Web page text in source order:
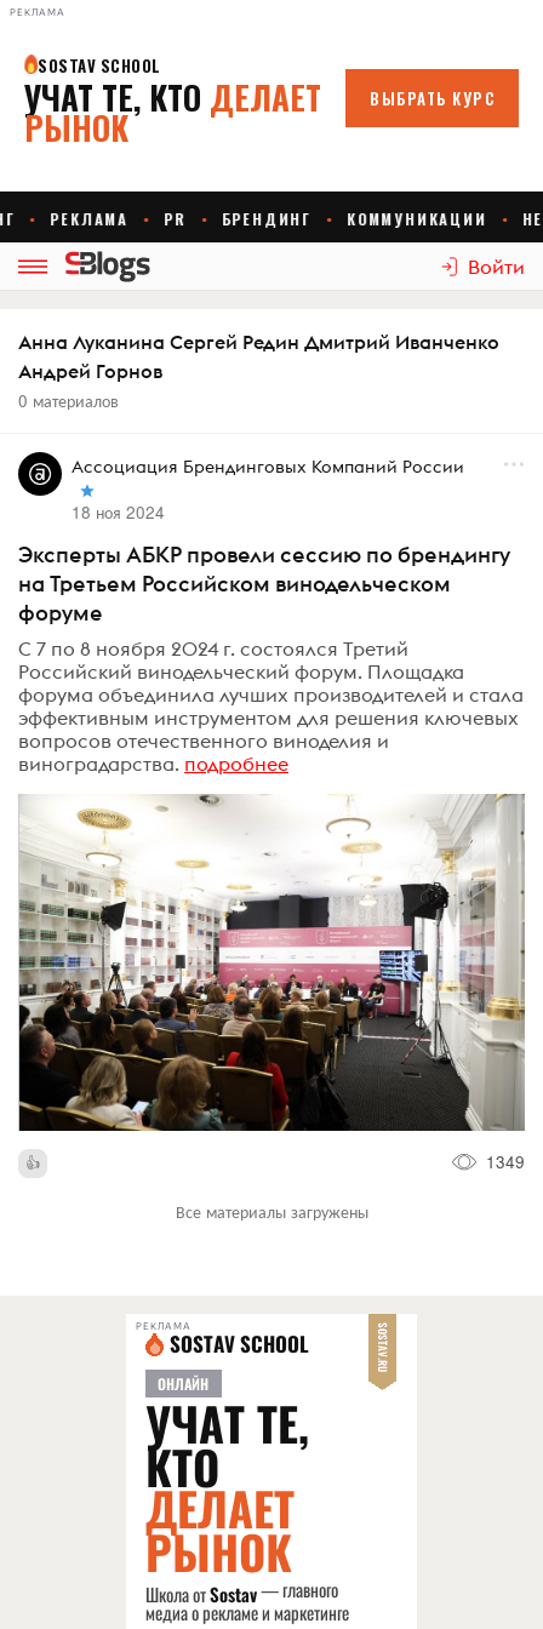
РЕКЛАМА
Войти
Анна Луканина Сергей Редин Дмитрий Иванченко
Андрей Горнов
0 материалов
Ассоциация Брендинговых Компаний России
18 ноя 2024
Эксперты АБКР провели сессию по брендингу
на Третьем Российском винодельческом
форуме
С 7 по 8 ноября 2024 г. состоялся Третий
Российский винодельческий форум. Площадка
форума объединила лучших производителей и стала
эффективным инструментом для решения ключевых
вопросов отечественного виноделия и
виноградарства. подробнее
1349
Все материалы загружены
РЕКЛАМА